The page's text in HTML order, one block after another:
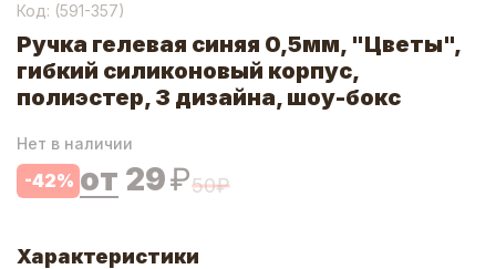
Код: (591-357)
Ручка гелевая синяя 0,5мм, "Цветы",
гибкий силиконовый корпус,
полиэстер, 3 дизайна, шоу-бокс
Нет в наличии
-42% от 29₽50₽
Характеристики